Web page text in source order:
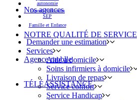
Nos agences
NOTRE QUALITÉ DE SERVICE
Agence mobile
TÉLÉASSISTANCE
autonomie
Esprad Parkinson
SEP
Famille et Enfance
Demander une estimation
Services
Aide à domicile
Soins infirmiers à domicile
Livraison de repas
Service confort
Service Handicap